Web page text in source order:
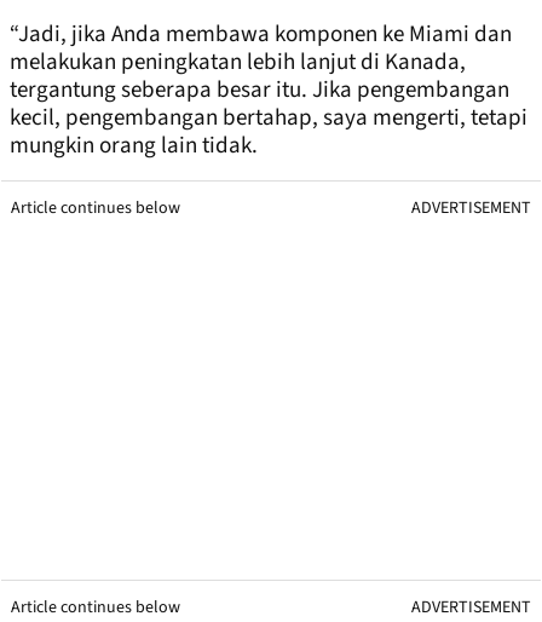
“Jadi, jika Anda membawa komponen ke Miami dan
melakukan peningkatan lebih lanjut di Kanada,
tergantung seberapa besar itu. Jika pengembangan
kecil, pengembangan bertahap, saya mengerti, tetapi
mungkin orang lain tidak.
Article continues below ADVERTISEMENT
Article continues below ADVERTISEMENT